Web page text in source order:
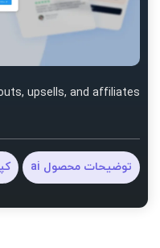
upsells, and affiliates
توضیحات محصول ai